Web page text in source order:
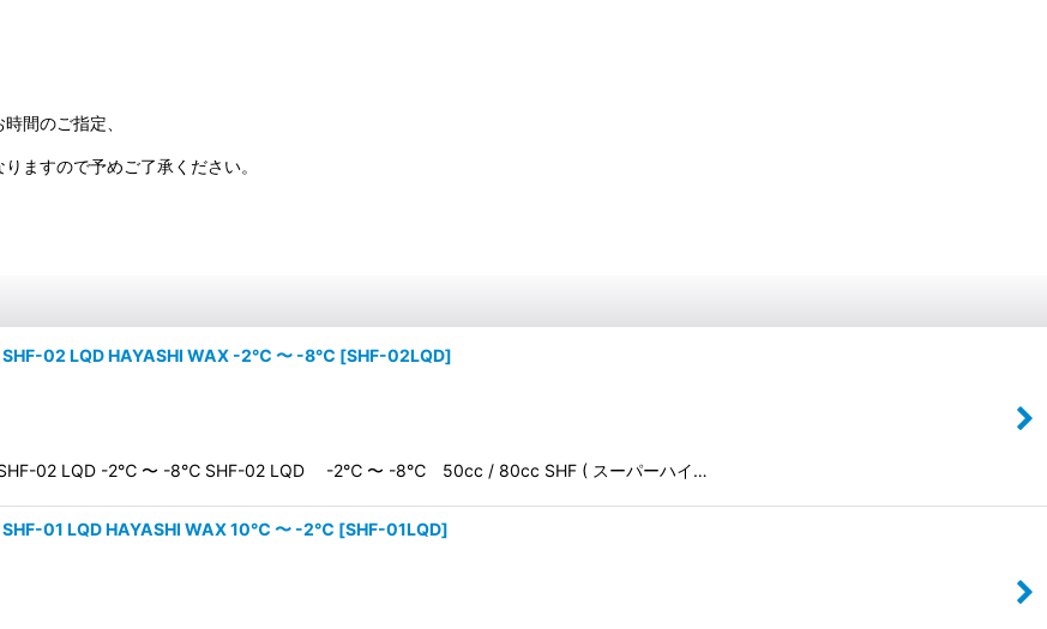
間のご指定、
ますので予めご了承ください。
SHF-02 LQD HAYASHI WAX -2℃ 〜 -8℃ [SHF-02LQD]
素SHF-02 LQD -2℃ 〜 -8℃ SHF-02 LQD -2℃ 〜 -8℃ 50cc / 80cc SHF ( スーパーハイ…
SHF-01 LQD HAYASHI WAX 10℃ 〜 -2℃ [SHF-01LQD]